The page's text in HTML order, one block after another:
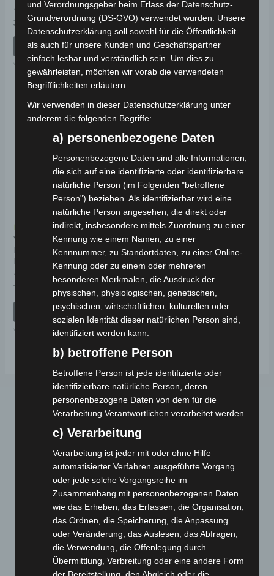
Bewertet
mit
0
39,00€ *
IN DEN WARENKORB
VB2
Bewertet
mit
0
von
5
39,00€ *
IN DEN WARENKORB
Kostenloser Versand
VB2 HINTERES
BREMSSKABEL UND
LEITUNG
Bewertet
0
19,00
IN DEN WARENKORB
VB2
Webseite
Cashback-Aktion
Händler werden
Home
Gemeinsam spenden
und Verordnungsgeber beim Erlass der Datenschutz-
Grundverordnung (DS-GVO) verwendet wurden. Unsere
Datenschutzerklärung soll sowohl für die Öffentlichkeit
als auch für unsere Kunden und Geschäftspartner
einfach lesbar und verständlich sein. Um dies zu
gewährleisten, möchten wir vorab die verwendeten
Begrifflichkeiten erläutern.
Wir verwenden in dieser Datenschutzerklärung unter
anderem die folgenden Begriffe:
a) personenbezogene Daten
Personenbezogene Daten sind alle Informationen,
die sich auf eine identifizierte oder identifizierbare
natürliche Person (im Folgenden "betroffene
Person") beziehen. Als identifizierbar wird eine
natürliche Person angesehen, die direkt oder
indirekt, insbesondere mittels Zuordnung zu einer
Kennung wie einem Namen, zu einer
Kennnummer, zu Standortdaten, zu einer Online-
Kennung oder zu einem oder mehreren
besonderen Merkmalen, die Ausdruck der
physischen, physiologischen, genetischen,
psychischen, wirtschaftlichen, kulturellen oder
sozialen Identität dieser natürlichen Person sind,
identifiziert werden kann.
b) betroffene Person
Betroffene Person ist jede identifizierte oder
identifizierbare natürliche Person, deren
personenbezogene Daten von dem für die
Verarbeitung Verantwortlichen verarbeitet werden.
c) Verarbeitung
Verarbeitung ist jeder mit oder ohne Hilfe
automatisierter Verfahren ausgeführte Vorgang
oder jede solche Vorgangsreihe im
Zusammenhang mit personenbezogenen Daten
wie das Erheben, das Erfassen, die Organisation,
das Ordnen, die Speicherung, die Anpassung
oder Veränderung, das Auslesen, das Abfragen,
die Verwendung, die Offenlegung durch
Übermittlung, Verbreitung oder eine andere Form
der Bereitstellung, den Abgleich oder die